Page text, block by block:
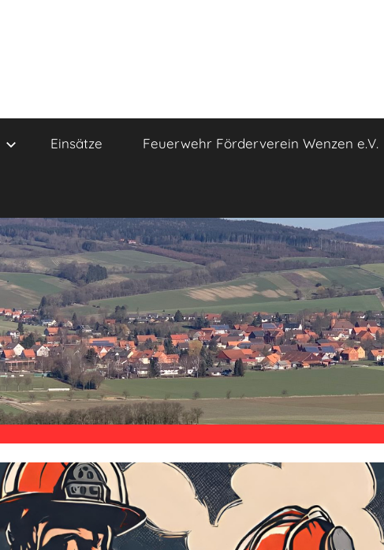
Einsätze Feuerwehr Förderverein Wenzen e.V.